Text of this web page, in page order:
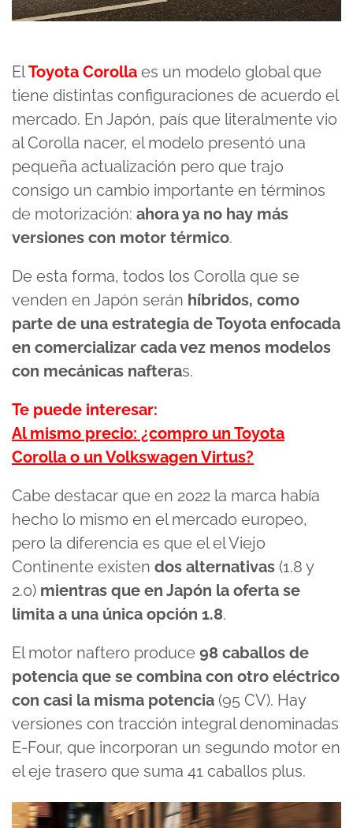
ElToyota Corolla es un modelo global que
tiene distintas configuraciones de acuerdo el
mercado. En Japón, país que literalmente vio
al Corolla nacer, el modelo presentó una
pequeña actualización pero que trajo
consigo un cambio importante en términos
de motorización: ahora ya no hay más
versiones con motor térmico.
De esta forma, todos los Corolla que se
venden en Japón serán híbridos, como
parte de una estrategia de Toyota enfocada
en comercializar cada vez menos modelos
con mecánicas nafteras.
Te puede interesar:
Al mismo precio: ¿compro un Toyota
Corolla o un Volkswagen Virtus?
Cabe destacar que en 2022 la marca había
hecho lo mismo en el mercado europeo,
pero la diferencia es que el el Viejo
Continente existen dos alternativas (1.8 y
2.0) mientras que en Japón la oferta se
limita a una única opción 1.8.
El motor naftero produce 98 caballos de
potencia que se combina con otro eléctrico
con casi la misma potencia (95 CV). Hay
versiones con tracción integral denominadas
E-Four, que incorporan un segundo motor en
el eje trasero que suma 41 caballos plus.